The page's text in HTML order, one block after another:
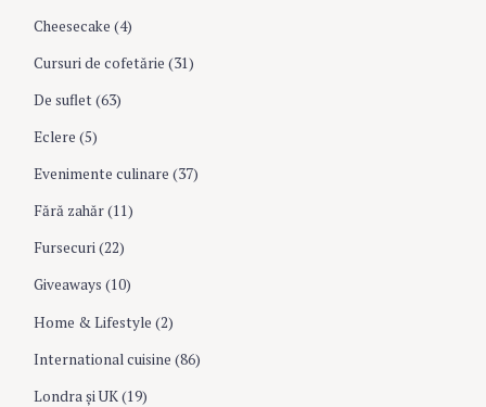
Cheesecake (4)
Cursuri de cofetărie (31)
De suflet(63)
Eclere (5)
Evenimente culinare (37)
Fără zahăr(11)
Fursecuri(22)
Giveaways (10)
Home & Lifestyle (2)
International cuisine (86)
Londra şi UK(19)